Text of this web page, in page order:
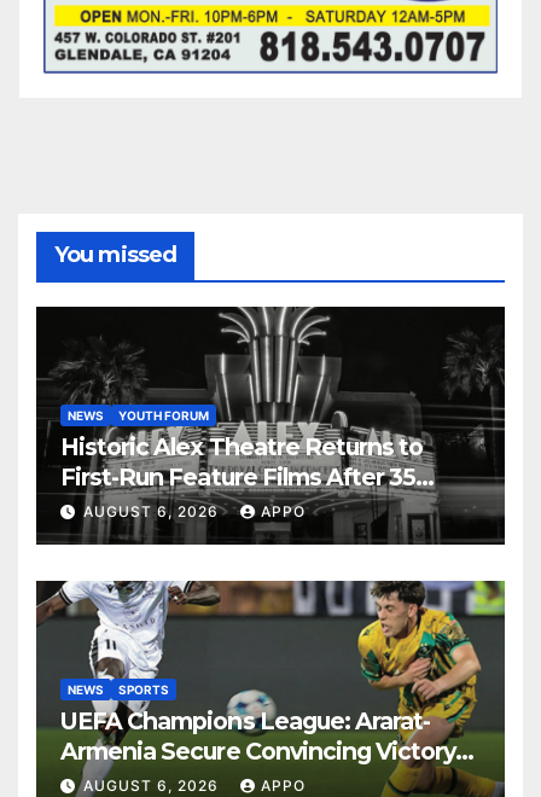
You missed
NEWS YOUTH FORUM
Historic Alex Theatre Returns to
First-Run Feature Films After 35
Years
AUGUST 6, 2026 APPO
NEWS SPORTS
UEFA Champions League: Ararat-
Armenia Secure Convincing Victory
Over Shamrock Rovers 2-0
AUGUST 6, 2026 APPO